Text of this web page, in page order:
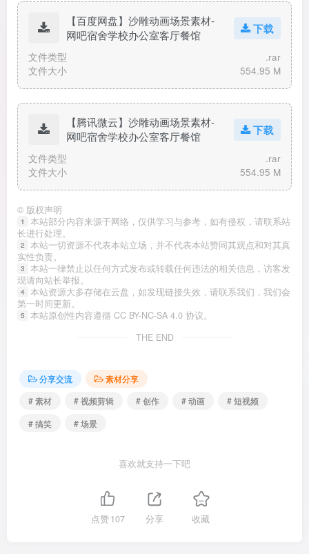
【百度网盘】沙雕动画场景素材-
网吧宿舍学校办公室客厅餐馆
下载
文件类型
.rar
文件大小
554.95 M
【腾讯微云】沙雕动画场景素材-
网吧宿舍学校办公室客厅餐馆
下载
文件类型
.rar
文件大小
554.95 M
© 版权声明
1
本站部分内容来源于网络，仅供学习与参考，如有侵权，请联系站
长进行处理。
2
本站一切资源不代表本站立场，并不代表本站赞同其观点和对其真
实性负责。
3
本站一律禁止以任何方式发布或转载任何违法的相关信息，访客发
现请向站长举报。
4 本站资源大多存储在云盘，如发现链接失效，请联系我们，我们会
第一时间更新。
5
本站原创性内容遵循 CC BY-NC-SA 4.0 协议。
THE END
分享交流
素材分享
# 素材
# 视频剪辑 # 创作 # 动画
# 短视频
# 搞笑
# 场景
喜欢就支持一下吧
点赞107 分享 收藏